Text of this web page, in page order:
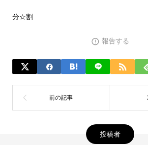
分☆割
報告する
投稿者